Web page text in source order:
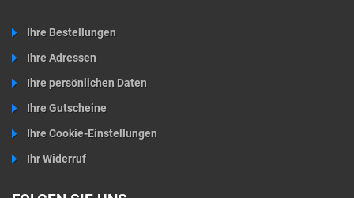
Ihre Bestellungen
Ihre Adressen
Ihre persönlichen Daten
Ihre Gutscheine
Ihre Cookie-Einstellungen
Ihr Widerruf